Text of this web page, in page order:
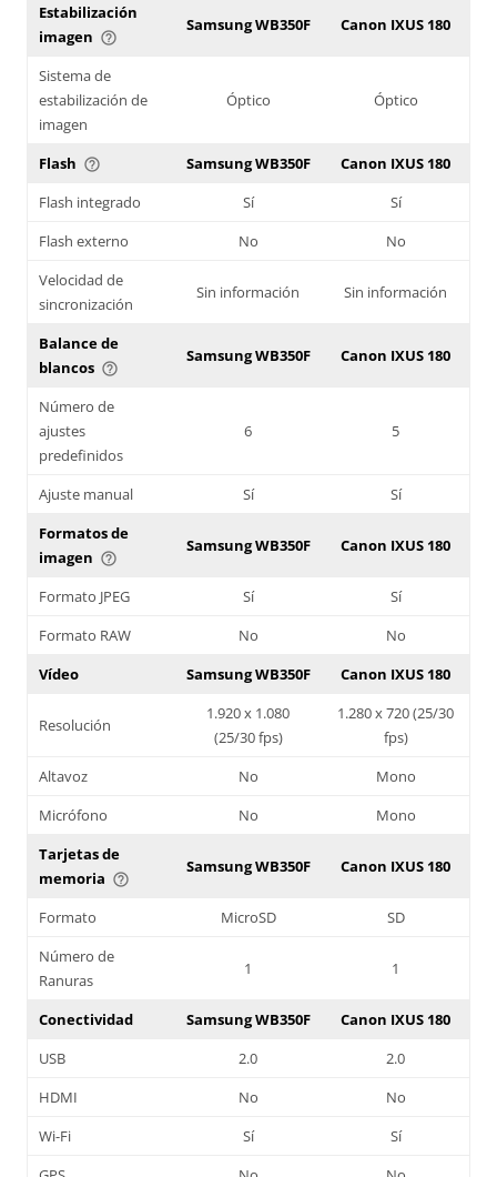
Estabilización
imagen help_outline
Samsung WB350F Canon IXUS 180
Sistema de
estabilización de
imagen
Óptico Óptico
Flash help_outline Samsung WB350F
Canon IXUS 180
Flash integrado
Sí
Sí
Flash externo
No
No
Velocidad de
sincronización
Sin información Sin información
Balance de
blancos help_outline
Samsung WB350F Canon IXUS 180
Número de
ajustes
predefinidos
6 5
Ajuste manual Sí
Sí
Formatos de
imagen help_outline
Samsung WB350F Canon IXUS 180
Formato JPEG Sí
Sí
Formato RAW
No
No
Vídeo
Samsung WB350F Canon IXUS 180
Resolución
1.920 x 1.080
(25/30 fps)
1.280 x 720 (25/30
fps)
Altavoz
No
Mono
Micrófono
No
Mono
Tarjetas de
memoria help_outline
Samsung WB350F Canon IXUS 180
Formato MicroSD
SD
Número de
Ranuras
1 1
Conectividad Samsung WB350F
Canon IXUS 180
USB
2.0
2.0
HDMI
No
No
Wi-Fi
Sí
Sí